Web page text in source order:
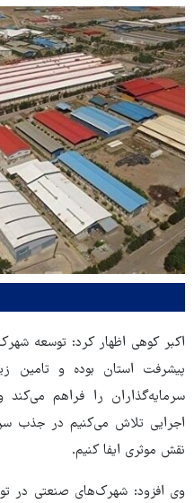
اکبر کوهی اظهار کرد: توسعه
پیشرفت استان بوده و تامین
سرمایه‌گذاران را فراهم
اجرایی تلاش می‌کنیم در جذب
نقش موثری ایفا کنیم.
وی افزود: شهرک‌های صنعتی در